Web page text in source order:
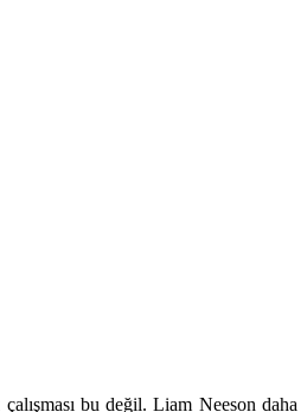
bu değil. Liam Neeson daha